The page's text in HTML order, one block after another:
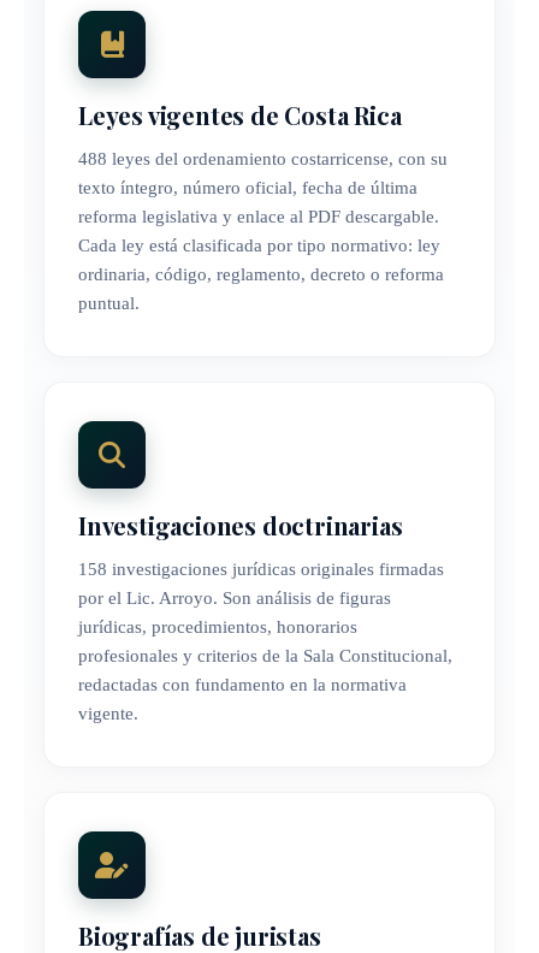
Leyes vigentes de Costa Rica
488 leyes del ordenamiento costarricense, con su
texto íntegro, número oficial, fecha de última
reforma legislativa y enlace al PDF descargable.
Cada ley está clasificada por tipo normativo: ley
ordinaria, código, reglamento, decreto o reforma
puntual.
Investigaciones doctrinarias
158 investigaciones jurídicas originales firmadas
por el Lic. Arroyo. Son análisis de figuras
jurídicas, procedimientos, honorarios
profesionales y criterios de la Sala Constitucional,
redactadas con fundamento en la normativa
vigente.
Biografías de juristas